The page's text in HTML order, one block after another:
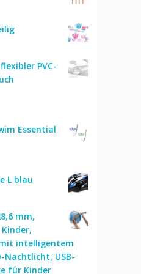
PVC-
Essential
L blau
21.89.
mm,
intelligentem
Nachtlicht, USB-
für Kinder